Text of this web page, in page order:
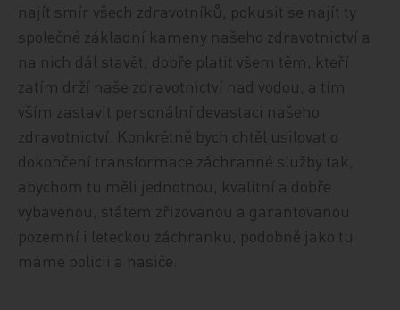
najít smír všech zdravotníků, pokusit se najít ty
společné základní kameny našeho zdravotnictví a
na nich dál stavět, dobře platit všem těm, kteří
zatím drží naše zdravotnictví nad vodou, a tím
vším zastavit personální devastaci našeho
zdravotnictví. Konkrétně bych chtěl usilovat o
dokončení transformace záchranné služby tak,
abychom tu měli jednotnou, kvalitní a dobře
vybavenou, státem zřizovanou a garantovanou
pozemní i leteckou záchranku, podobně jako tu
máme policii a hasiče.